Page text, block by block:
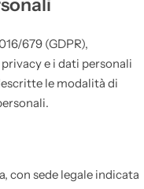
679 (GDPR),
e i dati personali
le modalità di
con sede legale indicata